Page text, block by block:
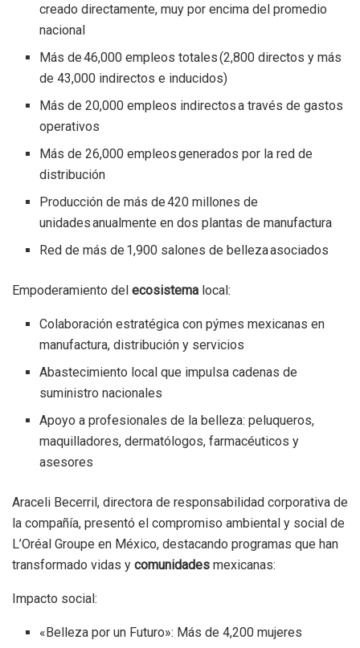
creado directamente, muy por encima del promedio
nacional
Más de 46,000 empleos totales (2,800 directos y más
de 43,000 indirectos e inducidos)
Más de 20,000 empleos indirectos a través de gastos
operativos
Más de 26,000 empleos generados por la red de
distribución
Producción de más de 420 millones de
unidades anualmente en dos plantas de manufactura
Red de más de 1,900 salones de belleza asociados
Empoderamiento del ecosistema local:
Colaboración estratégica con pýmes mexicanas en
manufactura, distribución y servicios
Abastecimiento local que impulsa cadenas de
suministro nacionales
Apoyo a profesionales de la belleza: peluqueros,
maquilladores, dermatólogos, farmacéuticos y
asesores
Araceli Becerril, directora de responsabilidad corporativa de
la compañía, presentó el compromiso ambiental y social de
L’Oréal Groupe en México, destacando programas que han
transformado vidas y comunidades mexicanas:
Impacto social:
«Belleza por un Futuro»: Más de 4,200 mujeres